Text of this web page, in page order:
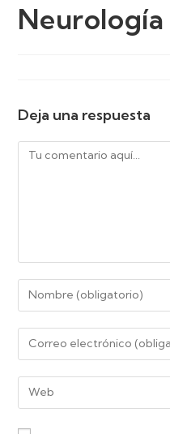
Deja una respuesta